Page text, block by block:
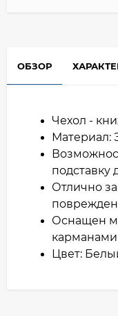
ОБЗОР
Чехол -
Материал:
подставку
Отлично
Оснащен
карманами
Цвет: